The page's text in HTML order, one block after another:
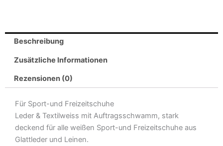
Beschreibung
Zusätzliche Informationen
Rezensionen (0)
Für Sport-und Freizeitschuhe
Leder & Textilweiss mit Auftragsschwamm, stark
deckend für alle weißen Sport-und Freizeitschuhe aus
Glattleder und Leinen.